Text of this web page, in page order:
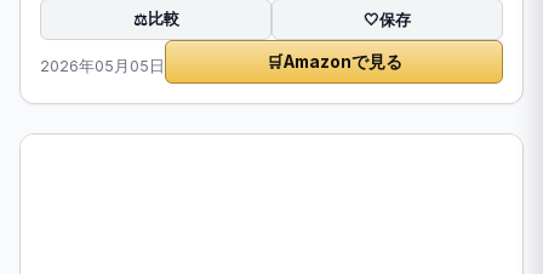
⚖️比較 🤍保存
2026年05月05日 🛒Amazonで見る